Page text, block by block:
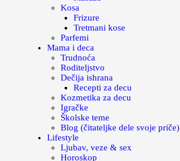
Kosa
Frizure
Tretmani kose
Parfemi
Mama i deca
Trudnoća
Roditeljstvo
Dečija ishrana
Recepti za decu
Kozmetika za decu
Igračke
Školske teme
Blog (čitateljke dele svoje priče)
Lifestyle
Ljubav, veze & sex
Horoskop